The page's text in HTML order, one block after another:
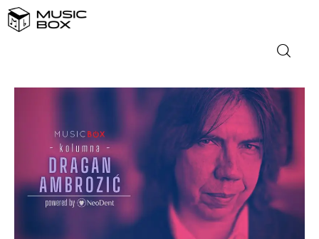
NASLOVNICA
DOMAĆA GLAZBA
STRANA GLAZBA
FILM